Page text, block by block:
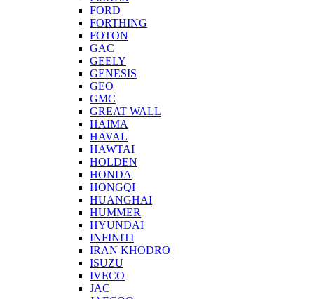
FORD
FORTHING
FOTON
GAC
GEELY
GENESIS
GEO
GMC
GREAT WALL
HAIMA
HAVAL
HAWTAI
HOLDEN
HONDA
HONGQI
HUANGHAI
HUMMER
HYUNDAI
INFINITI
IRAN KHODRO
ISUZU
IVECO
JAC